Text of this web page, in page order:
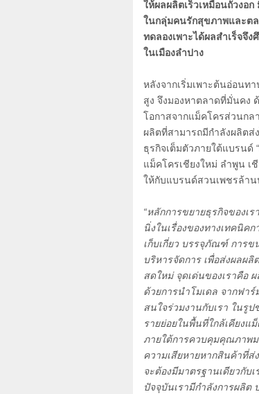
ให้ผลผลิตเร็วเหมือนถั่วงอ
ในกลุ่มคนรักสุขภาพและตล
ทดลองเพาะได้ผลสำเร็จจึ
ในเมืองลำปาง
หลังจากเริ่มเพาะต้นอ่อนท
สูง จึงมองหาตลาดที่มั่นคง
โอกาสจากแม็คโครส่วนกล
ผลิตที่สามารถมีกำลังผลิตส่
ธุรกิจเต็มตัวภายใต้แบรนด์
แม็คโครเชียงใหม่ ลำพูน
ให้กับแบรนด์สวนเพชรล้าน
“หลักการขยายธุรกิจของเร
นิ่งในเรื่องของทางเทคนิคก
เก็บเกี่ยว บรรจุภัณฑ์ การข
บริหารจัดการ เพื่อส่งผลผ
สดใหม่ จุดเด่นของเราคือ
ด้วยการนำโมเดล จากฟา
สนใจร่วมงานกับเรา ในรูป
รายย่อยในพื้นที่ใกล้เคียงแ
ภายใต้การควบคุมคุณภาพ
ความเสียหายหากสินค้าที่ส่
จะต้องมีมาตรฐานเดียวกับ
ปัจจุบันเรามีกำลังการผลิ